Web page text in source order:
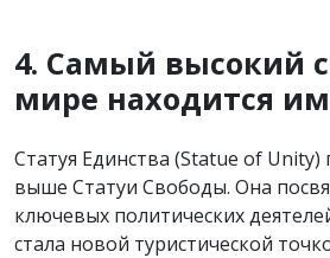
4. Самый высокий
мире находится
Статуя Единства (Statue of Unity)
выше Статуи Свободы. Она
ключевых политических
стала новой туристической